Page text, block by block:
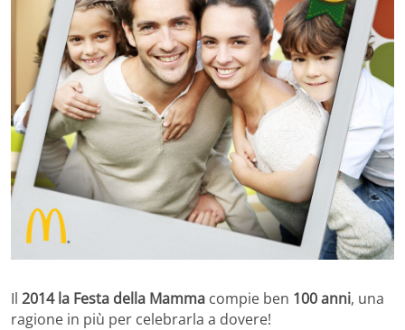
Il 2014 la Festa della Mamma compie ben 100 anni, una
ragione in più per celebrarla a dovere!